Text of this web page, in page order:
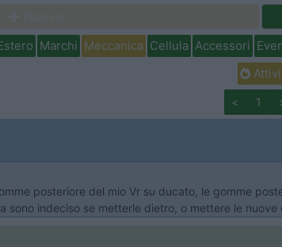
Marchi Meccanica Cellula Accessori
Attivi
< 1
posteriore del mio Vr su ducato, le gomme
sono indeciso se metterle dietro, o mettere le